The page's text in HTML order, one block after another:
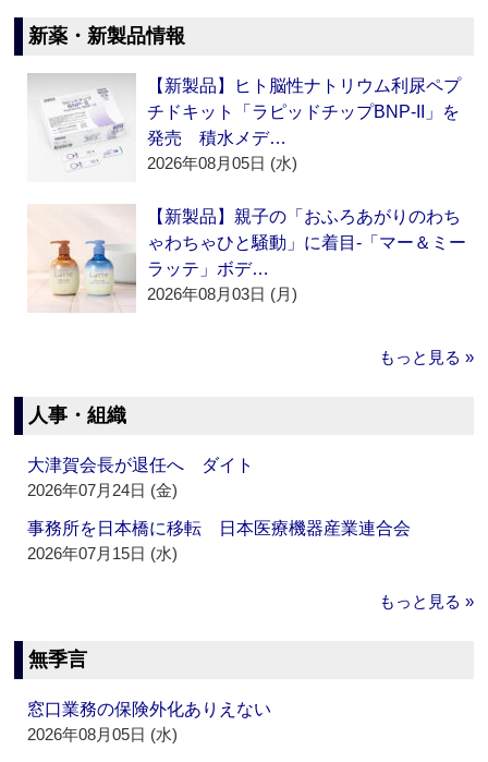
新薬・新製品情報
【新製品】ヒト脳性ナトリウム利尿ペプ
チドキット「ラピッドチップBNP-II」を
発売 積水メデ…
2026年08月05日 (水)
【新製品】親子の「おふろあがりのわち
ゃわちゃひと騒動」に着目‐「マー＆ミー
ラッテ」ボデ…
2026年08月03日 (月)
もっと見る »
人事・組織
大津賀会長が退任へ ダイト
2026年07月24日 (金)
事務所を日本橋に移転 日本医療機器産業連合会
2026年07月15日 (水)
もっと見る »
無季言
窓口業務の保険外化ありえない
2026年08月05日 (水)